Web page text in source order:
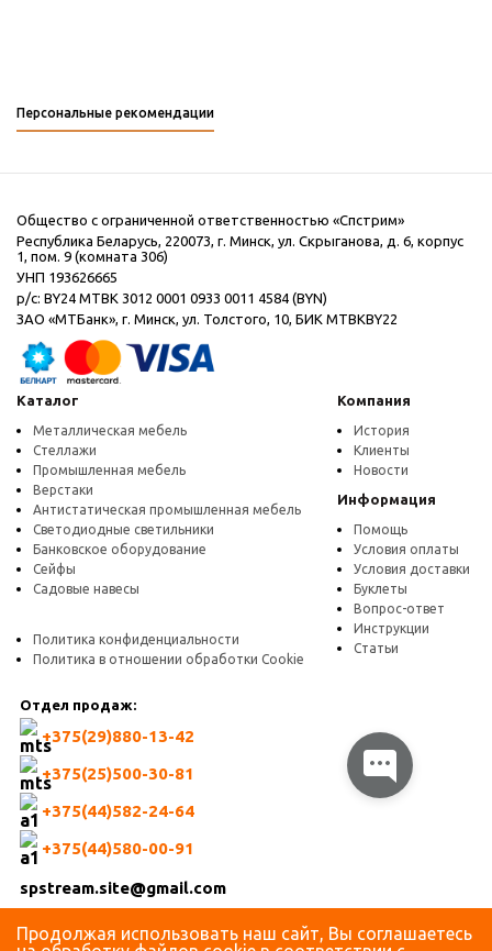
Персональные рекомендации
Общество с ограниченной ответственностью «Спстрим»
Республика Беларусь, 220073, г. Минск, ул. Скрыганова, д. 6, корпус
1, пом. 9 (комната 306)
УНП 193626665
р/с: BY24 MTBK 3012 0001 0933 0011 4584 (BYN)
ЗАО «МТБанк», г. Минск, ул. Толстого, 10, БИК MTBKBY22
Каталог
Металлическая мебель
Стеллажи
Промышленная мебель
Верстаки
Антистатическая промышленная мебель
Светодиодные светильники
Банковское оборудование
Сейфы
Садовые навесы
Компания
История
Клиенты
Новости
Информация
Помощь
Условия оплаты
Условия доставки
Буклеты
Вопрос-ответ
Инструкции
Статьи
Политика конфиденциальности
Политика в отношении обработки Cookie
Отдел продаж:
+375(29)880-13-42
+375(25)500-30-81
+375(44)582-24-64
+375(44)580-00-91
spstream.site@gmail.com
+375(44)580-00-47
Продолжая использовать наш сайт, Вы соглашаетесь